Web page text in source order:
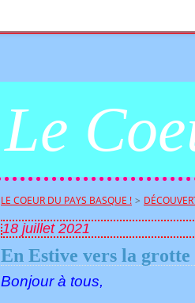
Le
LE COEUR DU PAYS BASQUE ! >
18 juillet 2021
En Estive vers la
Bonjour à tous,